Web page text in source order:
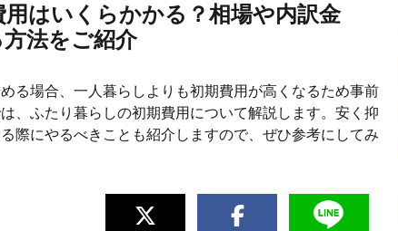
はいくらかかる？相場や内訳金
法をご紹介
る場合、一人暮らしよりも初期費用が高くなるため事前
、ふたり暮らしの初期費用について解説します。安く抑
際にやるべきことも紹介しますので、ぜひ参考にしてみ